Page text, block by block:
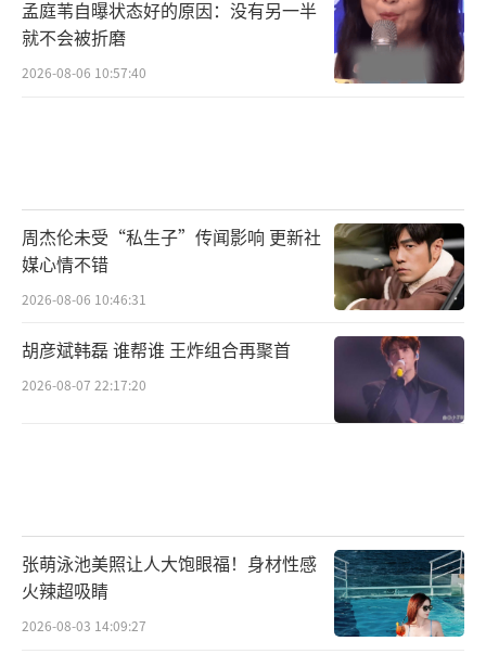
孟庭苇自曝状态好的原因：没有另一半
就不会被折磨
2026-08-06 10:57:40
周杰伦未受“私生子”传闻影响 更新社
媒心情不错
2026-08-06 10:46:31
胡彦斌韩磊 谁帮谁 王炸组合再聚首
2026-08-07 22:17:20
张萌泳池美照让人大饱眼福！身材性感
火辣超吸睛
2026-08-03 14:09:27